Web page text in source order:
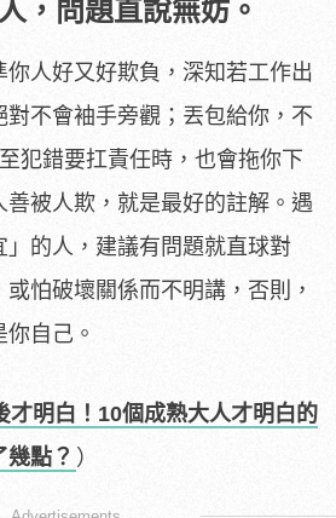
，問題直說無妨。
人好又好欺負，深知若工作出
不會袖手旁觀；丟包給你，不
犯錯要扛責任時，也會拖你下
善被人欺，就是最好的註解。遇
」的人，建議有問題就直球對
怕破壞關係而不明講，否則，
自己。
才明白！10個成熟大人才明白的
點？ ）